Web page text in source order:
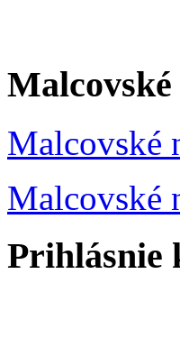
Malcovské
Malcovské
Prihlásnie